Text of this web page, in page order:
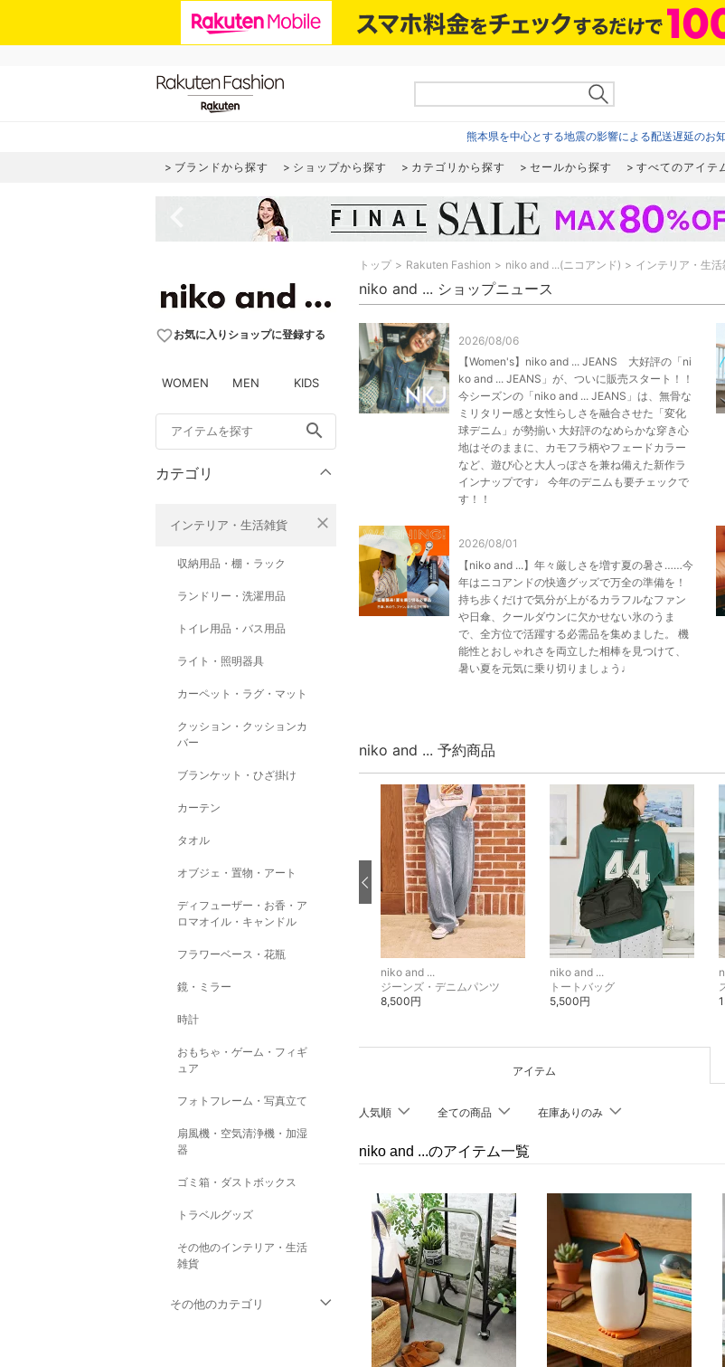
熊本県を中心とする地震の影響による配送遅延のお
ブランドから探す ショップから探す カテゴリから探す セールから探す すべてのアイテ
favorite_borderお気に入りショップに登録する
WOMEN MEN KIDS
search
カテゴリ
インテリア・生活雑貨 close
収納用品・棚・ラック
ランドリー・洗濯用品
トイレ用品・バス用品
ライト・照明器具
カーペット・ラグ・マット
クッション・クッションカ
バー
ブランケット・ひざ掛け
カーテン
タオル
オブジェ・置物・アート
ディフューザー・お香・ア
ロマオイル・キャンドル
フラワーベース・花瓶
鏡・ミラー
時計
おもちゃ・ゲーム・フィギ
ュア
フォトフレーム・写真立て
扇風機・空気清浄機・加湿
器
ゴミ箱・ダストボックス
トラベルグッズ
その他のインテリア・生活
雑貨
その他のカテゴリ
トップ Rakuten Fashion niko and ...(ニコアンド) インテリア・生活
niko and ... ショップニュース
2026/08/06
【Women's】niko and ... JEANS 大好評の「ni
ko and ... JEANS」が、ついに販売スタート！！
今シーズンの「niko and ... JEANS」は、無骨な
ミリタリー感と女性らしさを融合させた「変化
球デニム」が勢揃い 大好評のなめらかな穿き心
地はそのままに、カモフラ柄やフェードカラー
など、遊び心と大人っぽさを兼ね備えた新作ラ
インナップです♩ 今年のデニムも要チェックで
す！！
2026/08/01
【niko and ...】年々厳しさを増す夏の暑さ……今
年はニコアンドの快適グッズで万全の準備を！
持ち歩くだけで気分が上がるカラフルなファン
や日傘、クールダウンに欠かせない氷のうま
で、全方位で活躍する必需品を集めました。 機
能性とおしゃれさを両立した相棒を見つけて、
暑い夏を元気に乗り切りましょう♩
niko and ... 予約商品
niko and ...
ジーンズ・デニムパンツ
8,500円
niko and ...
トートバッグ
5,500円
アイテム
人気順 全ての商品 在庫ありのみ
niko and ...のアイテム一覧